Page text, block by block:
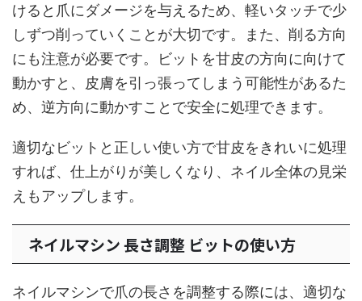
けると爪にダメージを与えるため、軽いタッチで少
しずつ削っていくことが大切です。また、削る方向
にも注意が必要です。ビットを甘皮の方向に向けて
動かすと、皮膚を引っ張ってしまう可能性があるた
め、逆方向に動かすことで安全に処理できます。
適切なビットと正しい使い方で甘皮をきれいに処理
すれば、仕上がりが美しくなり、ネイル全体の見栄
えもアップします。
ネイルマシン 長さ調整 ビットの使い方
ネイルマシンで爪の長さを調整する際には、適切な